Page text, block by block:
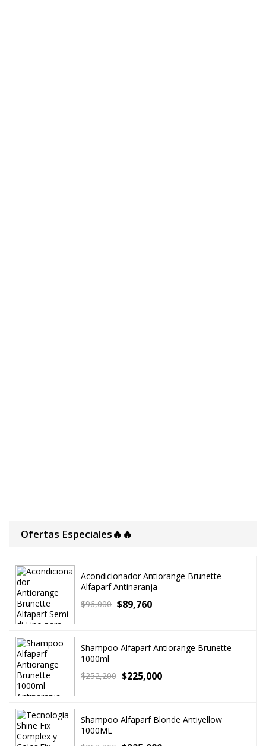
Ofertas Especiales🔥🔥
Acondicionador Antiorange Brunette
Alfaparf Antinaranja
$96,000 $89,760
Shampoo Alfaparf Antiorange Brunette
1000ml
$252,200 $225,000
Shampoo Alfaparf Blonde Antiyellow
1000ML